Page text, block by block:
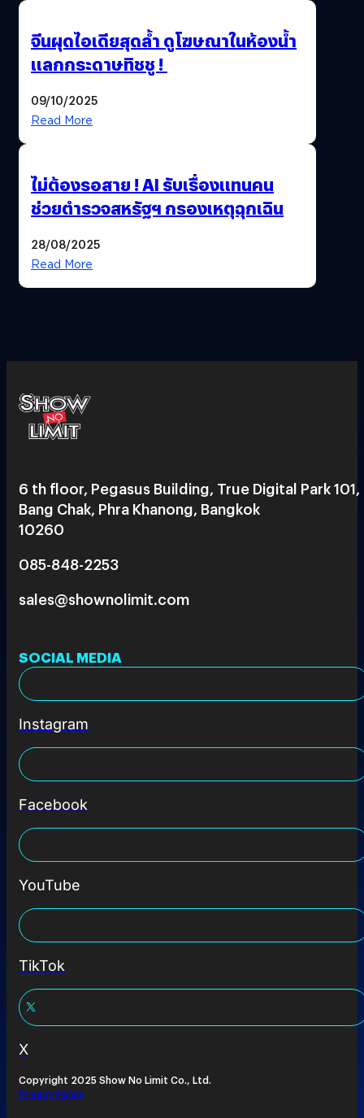
จีนผุดไอเดียสุดล้ำ ดูโฆษณาในห้องน้ำ
แลกกระดาษทิชชู !
09/10/2025
Read More
ไม่ต้องรอสาย ! AI รับเรื่องแทนคน
ช่วยตำรวจสหรัฐฯ กรองเหตุฉุกเฉิน
28/08/2025
Read More
6 th floor, Pegasus Building, True Digital Park 101,
Bang Chak, Phra Khanong, Bangkok
10260
085-848-2253
sales@shownolimit.com
SOCIAL MEDIA
Instagram
Facebook
YouTube
TikTok
X
Copyright 2025 Show No Limit Co., Ltd.
Privacy Policy